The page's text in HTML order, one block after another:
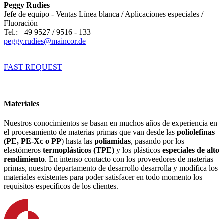
Peggy Rudies
Jefe de equipo - Ventas Línea blanca / Aplicaciones especiales /
Fluoración
Tel.: +49 9527 / 9516 - 133
peggy.rudies@maincor.de
FAST REQUEST
Materiales
Nuestros conocimientos se basan en muchos años de experiencia en
el procesamiento de materias primas que van desde las poliolefinas
(PE, PE-Xc o PP) hasta las poliamidas, pasando por los
elastómeros termoplásticos (TPE) y los plásticos especiales de alto
rendimiento. En intenso contacto con los proveedores de materias
primas, nuestro departamento de desarrollo desarrolla y modifica los
materiales existentes para poder satisfacer en todo momento los
requisitos específicos de los clientes.